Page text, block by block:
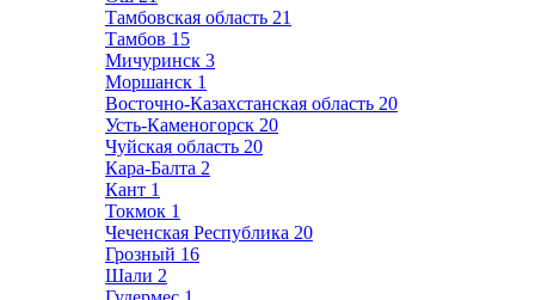
Тамбовская область 21
Тамбов 15
Мичуринск 3
Моршанск 1
Восточно-Казахстанская область 20
Усть-Каменогорск 20
Чуйская область 20
Кара-Балта 2
Кант 1
Токмок 1
Чеченская Республика 20
Грозный 16
Шали 2